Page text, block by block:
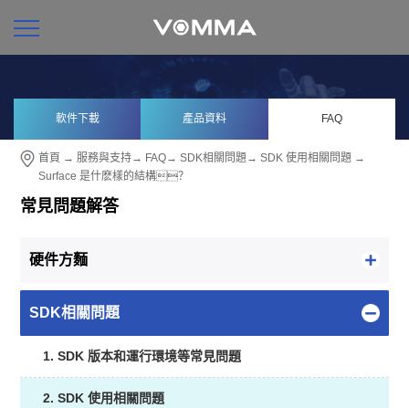
軟件下載 產品資料 FAQ
首頁 →服務與支持→ FAQ→SDK相關問題 →SDK 使用相關問題 →
Surface 是什麽樣的結構？
常見問題解答
硬件方麵
SDK相關問題
1. SDK 版本和運行環境等常見問題
2. SDK 使用相關問題